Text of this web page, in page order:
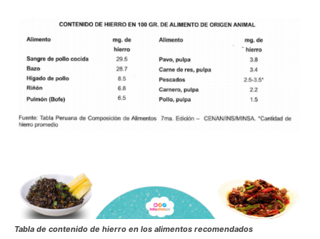
Tabla de contenido de hierro en los alimentos recomendados